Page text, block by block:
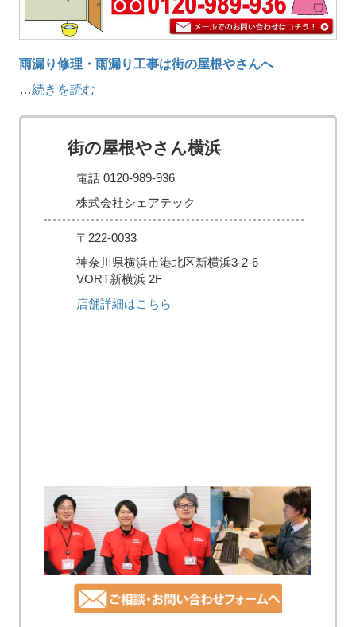
雨漏り修理・雨漏り工事は街の屋根やさんへ
…続きを読む
街の屋根やさん横浜
電話 0120-989-936
株式会社シェアテック
〒222-0033
神奈川県横浜市港北区新横浜3-2-6
VORT新横浜 2F
店舗詳細はこちら